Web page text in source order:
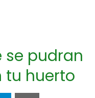
se pudran
tu huerto